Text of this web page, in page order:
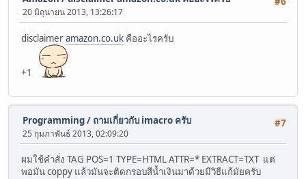
20 มิถุนายน 2013, 13:26:17
disclaimeramazon.co.uk คืออะไรครับ
+1
#7
Programming/ ถามเกี่ยวกับ imacro ครับ
25 กุมภาพันธ์ 2013, 02:09:20
ผมใช้คำสั่ง TAG POS=1 TYPE=HTML ATTR=* EXTRACT=TXT แต่
พอมัน coppy แล้วมันจะติดกรอบสีน้ำเงินมาด้วยมีวิธีแก้มัยครับ